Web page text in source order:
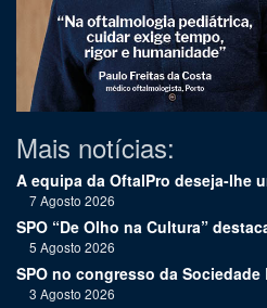
Mais notícias:
A equipa da OftalPro deseja-lhe
7 Agosto 2026
SPO “De Olho na Cultura”
5 Agosto 2026
SPO no congresso da
3 Agosto 2026